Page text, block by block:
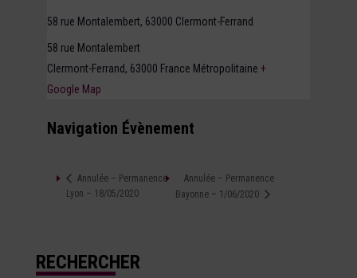
58 rue Montalembert, 63000 Clermont-Ferrand
58 rue Montalembert
Clermont-Ferrand, 63000 France Métropolitaine +
Google Map
Navigation Évènement
Annulée – Permanence
Lyon – 18/05/2020
Annulée – Permanence
Bayonne – 1/06/2020
RECHERCHER